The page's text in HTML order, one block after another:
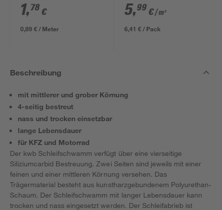
1,78 €
0,89 € / Meter
ungeschliffen 1690 x
634 x 12 mm
5,99 €/ m²
6,41 € / Pack
Beschreibung
mit mittlerer und grober Körnung
4-seitig bestreut
nass und trocken einsetzbar
lange Lebensdauer
für KFZ und Motorrad
Der kwb Schleifschwamm verfügt über eine vierseitige
Siliziumcarbid Bestreuung. Zwei Seiten sind jeweils mit einer
feinen und einer mittleren Körnung versehen. Das
Trägermaterial besteht aus kunstharzgebundenem Polyurethan-
Schaum. Der Schleifschwamm mit langer Lebensdauer kann
trocken und nass eingesetzt werden. Der Schleifabrieb ist